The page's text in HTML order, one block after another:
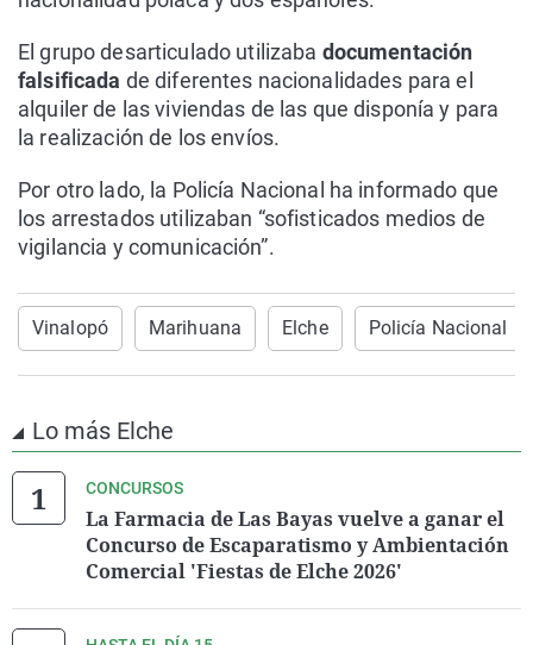
El grupo desarticulado utilizaba documentación
falsificada de diferentes nacionalidades para el
alquiler de las viviendas de las que disponía y para
la realización de los envíos.
Por otro lado, la Policía Nacional ha informado que
los arrestados utilizaban “sofisticados medios de
vigilancia y comunicación”.
Vinalopó Marihuana Elche Policía Nacional
Lo más Elche
CONCURSOS
La Farmacia de Las Bayas vuelve a ganar el
Concurso de Escaparatismo y Ambientación
Comercial 'Fiestas de Elche 2026'